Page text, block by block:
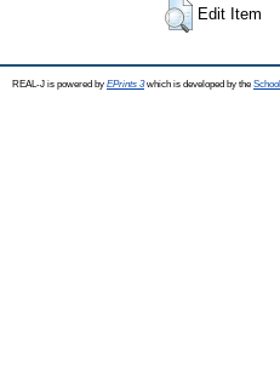
Edit Item
REAL-J is powered by EPrints 3which is developed by the